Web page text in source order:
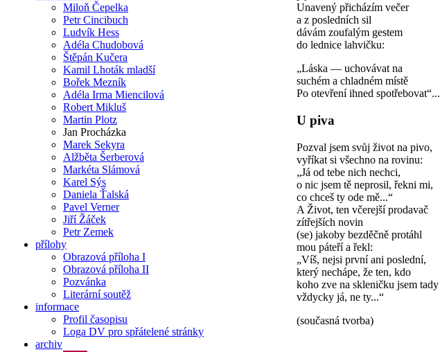
Miloň Čepelka
Petr Cincibuch
Ludvík Hess
Adéla Chudobová
Štěpán Kučera
Kamil Lhoták mladší
Bořek Mezník
Adéla Irma Miencilová
Robert Mikluš
Martin Plotz
Jan Procházka
Marek Sekyra
Alžběta Šerberová
Markéta Slámová
Karel Sýs
Daniela Ťalská
Pavel Verner
Jiří Žáček
Petr Zemek
přílohy
Obrazová příloha I
Obrazová příloha II
Pozvánka
Literární soutěž
informace
Profil časopisu
Loga DV pro spřátelené stránky
archiv
Unavený přicházím večer
a z posledních sil
dávám zoufalým gestem
do lednice lahvičku:
„Láska — uchovávat na
suchém a chladném místě
Po otevření ihned spotřebovat“...
U piva
Pozval jsem svůj život na pivo,
vyříkat si všechno na rovinu:
„Já od tebe nich nechci,
o nic jsem tě neprosil, řekni mi,
co chceš ty ode mě...“
A Život, ten včerejší prodavač
zítřejších novin
(se) jakoby bezděčně protáhl
mou páteří a řekl:
„Víš, nejsi první ani poslední,
který nechápe, že ten, kdo
koho zve na skleničku jsem tady
vždycky já, ne ty...“
(současná tvorba)